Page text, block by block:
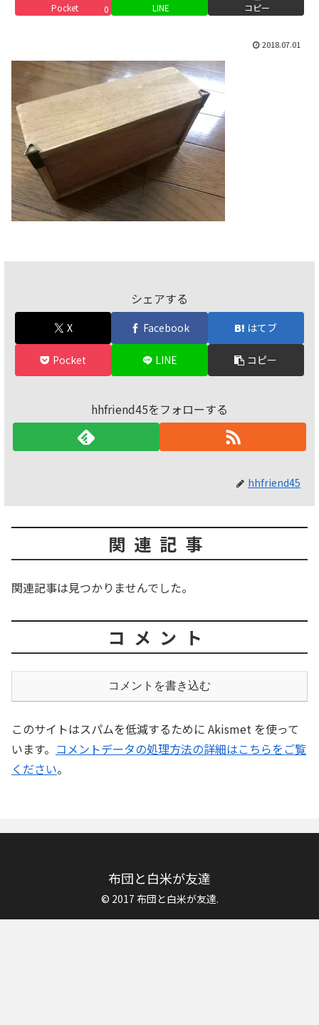
Pocket 0 LINE コピー
2018.07.01
シェアする
X Facebook はてブ
Pocket LINE コピー
hhfriend45をフォローする
hhfriend45
関連記事
関連記事は見つかりませんでした。
コメント
コメントを書き込む
このサイトはスパムを低減するために Akismet を使って
います。 コメントデータの処理方法の詳細はこちらをご覧
ください。
布団と白米が友達
© 2017 布団と白米が友達.